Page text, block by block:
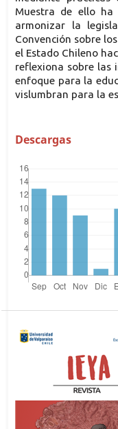
Muestra de ello ha
armonizar la
Convención sobre
el Estado Chileno
reflexiona sobre las
enfoque para la
vislumbran para la
Descargas